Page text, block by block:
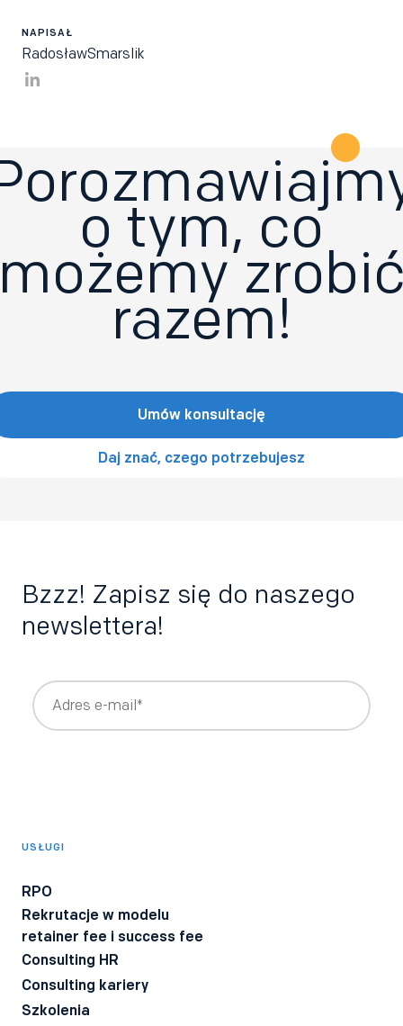
NAPISAŁ
RadosławSmarslik
o tym, co
razem!
Umów konsultację
Daj znać, czego potrzebujesz
Bzzz! Zapisz się do naszego
newslettera!
branży.
Wyrażam zgodę na przetwarzanie moich danych osobowych
USŁUGI
RPO
Rekrutacje w modelu
retainer fee i success fee
Consulting HR
Consulting kariery
Szkolenia